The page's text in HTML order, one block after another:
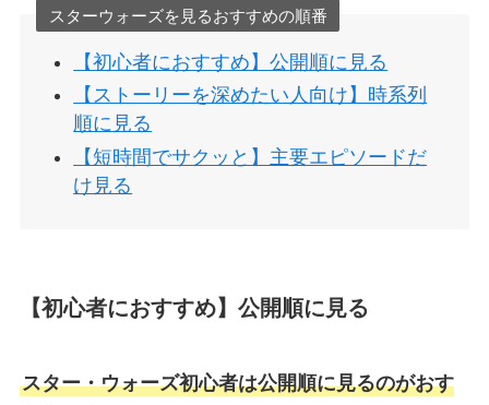
スターウォーズを見るおすすめの順番
【初心者におすすめ】公開順に見る
【ストーリーを深めたい人向け】時系列
順に見る
【短時間でサクッと】主要エピソードだ
け見る
【初心者におすすめ】公開順に見る
スター・ウォーズ初心者は公開順に見るのがおす